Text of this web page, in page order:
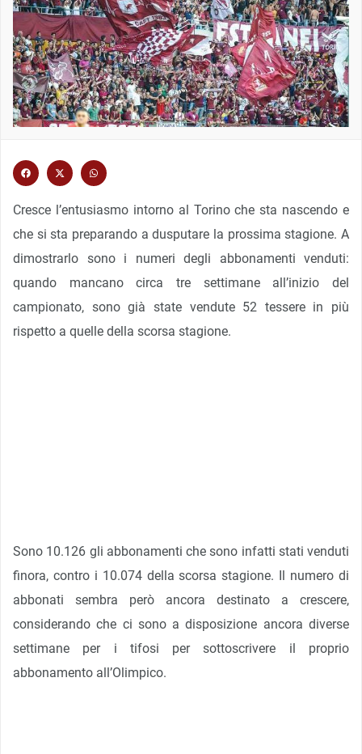
Cresce l’entusiasmo intorno al Torino che sta nascendo e
che si sta preparando a dusputare la prossima stagione. A
dimostrarlo sono i numeri degli abbonamenti venduti:
quando mancano circa tre settimane all’inizio del
campionato, sono già state vendute 52 tessere in più
rispetto a quelle della scorsa stagione.
Sono 10.126 gli abbonamenti che sono infatti stati venduti
finora, contro i 10.074 della scorsa stagione. Il numero di
abbonati sembra però ancora destinato a crescere,
considerando che ci sono a disposizione ancora diverse
settimane per i tifosi per sottoscrivere il proprio
abbonamento all’Olimpico.